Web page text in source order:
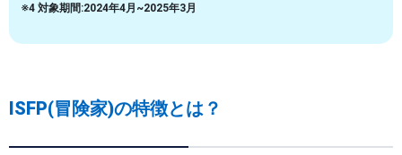
※4 対象期間:2024年4月~2025年3月
ISFP(冒険家)の特徴とは？